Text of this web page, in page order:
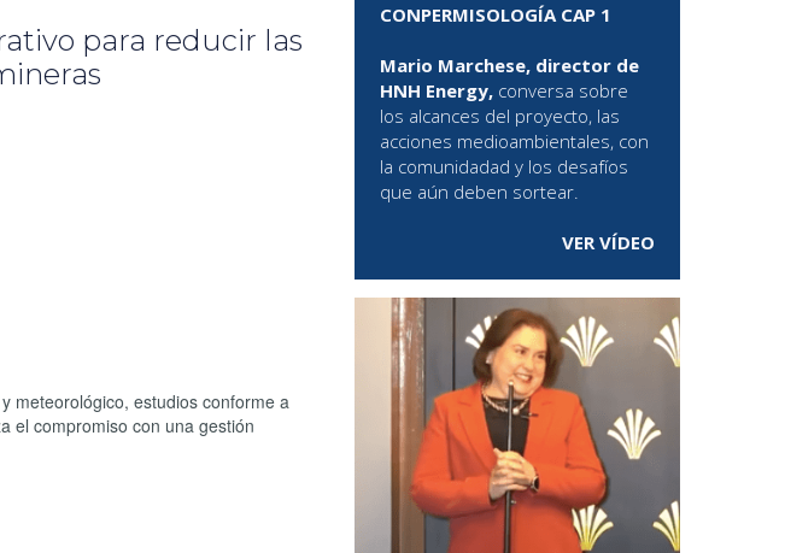
para reducir las
meteorológico, estudios conforme a
el compromiso con una gestión
CONPERMISOLOGÍA CAP 1
Mario Marchese, director de
HNH Energy, conversa sobre
los alcances del proyecto, las
acciones medioambientales, con
la comunidadad y los desafíos
que aún deben sortear.
VER VÍDEO